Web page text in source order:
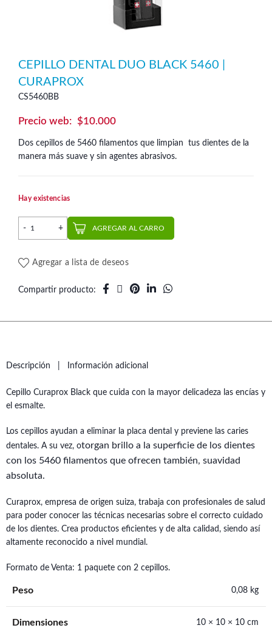
CEPILLO DENTAL DUO BLACK 5460 |
CURAPROX
CS5460BB
$10.000
Dos cepillos de 5460 filamentos que limpian tus dientes de la
manera más suave y sin agentes abrasivos.
Hay existencias
Cepillo Dental Duo Black 5460 | Curaprox cantidad
AGREGAR AL CARRO
Agregar a lista de deseos
Compartir producto
Descripción Información adicional
Cepillo Curaprox Black que cuida con la mayor delicadeza las encías y
el esmalte.
Los cepillos ayudan a eliminar la placa dental y previene las caries
dentales. A su vez, otorgan brillo a la superficie de los dientes
con los 5460 filamentos que ofrecen también, suavidad
absoluta.
Curaprox, empresa de origen suiza, trabaja con profesionales de salud
para poder conocer las técnicas necesarias sobre el correcto cuidado
de los dientes. Crea productos eficientes y de alta calidad, siendo así
altamente reconocido a nivel mundial.
Formato de Venta: 1 paquete con 2 cepillos.
Peso 0,08 kg
Dimensiones 10 × 10 × 10 cm